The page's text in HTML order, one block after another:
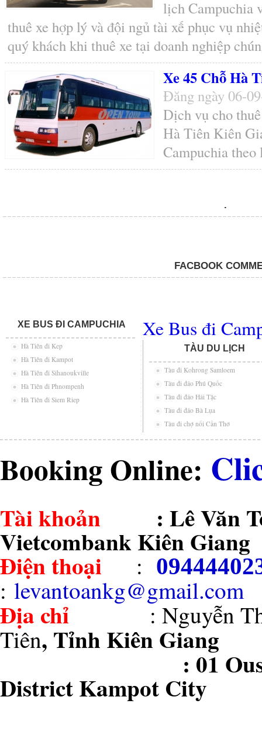
lịch Campuchia
thuê xe hợp lý và đội ngủ tài xế phục vụ
quý khách khi thuê xe tại doanh nghiệp
Xe 45 Chỗ Hà
Đăng ngày 06-
Dịch vụ cho
Hà Tiên Kiên
Campuchia
.
FACBOOK
XE BUS ĐI CAMPUCHIA
Hà Tiên đi Kep
Hà Tiên đi Kampot
Hà Tiên đi Sihanoukville
Hà Tiên đi Phnompenh
Hà Tiên đi Siem Riep
Xe Bus đi
TÀU DU LỊCH
Tàu đi Kohrong Samloem
Tàu đi đảo Phú Quốc
Tàu đi đảo Hải Tặc
Tàu đi đảo Bà Lụa
Tàu đi chợ nổi Cần Thơ
Booking Online:
Tài khoản : Lê Văn
Vietcombank Kiên Giang
Điện thoại :
: levantoankg@gmail.com
Địa chỉ
: Nguyễn Thị
Tiên, Tỉnh Kiên Giang
: 01 Ousaphea
District Kampot City